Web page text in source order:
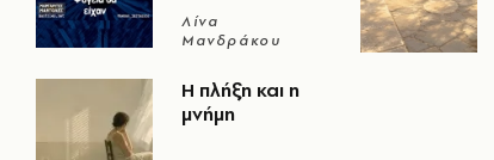
Λίνα
Μανδράκου
Η πλήξη και η
μνήμη